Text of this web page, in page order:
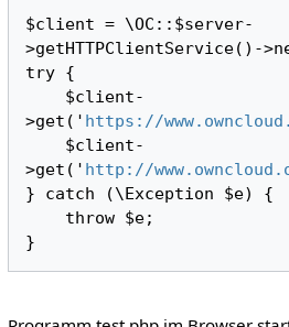
$client = \OC::$server-
>getHTTPClientService()-
try {
>get(' https://
>get(' http://
} catch (\Exception $e) {